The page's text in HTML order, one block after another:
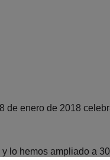
de enero de 2018
lo hemos ampliado a